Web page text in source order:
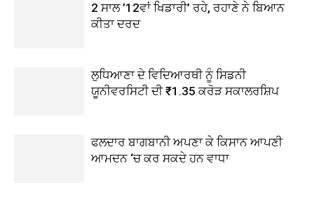
2 ਸਾਲ ’12ਵਾਂ ਖਿਡਾਰੀ’ ਰਹੇ, ਰਹਾਣੇ ਨੇ ਬਿਆਨ
ਕੀਤਾ ਦਰਦ
ਲੁਧਿਆਣਾ ਦੇ ਵਿਦਿਆਰਥੀ ਨੂੰ ਸਿਡਨੀ
ਯੂਨੀਵਰਸਿਟੀ ਦੀ ₹1.35 ਕਰੋੜ ਸਕਾਲਰਸ਼ਿਪ
ਫਲਦਾਰ ਬਾਗਬਾਨੀ ਅਪਣਾ ਕੇ ਕਿਸਾਨ ਆਪਣੀ
ਆਮਦਨ ‘ਚ ਕਰ ਸਕਦੇ ਹਨ ਵਾਧਾ